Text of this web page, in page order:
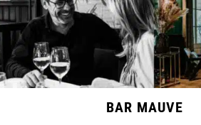
BAR MAUVE